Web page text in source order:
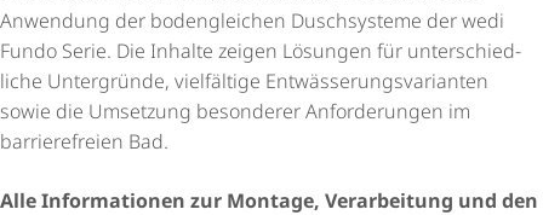
Anwendung der bodengleichen Duschsysteme der wedi
Fundo Serie. Die Inhalte zeigen Lösungen für unter­schied­
liche Untergründe, vielfältige Entwäs­se­rungs­va­ri­anten
sowie die Umsetzung besonderer Anforderungen im
barrierefreien Bad.
Alle Informationen zur Montage, Verarbeitung und den